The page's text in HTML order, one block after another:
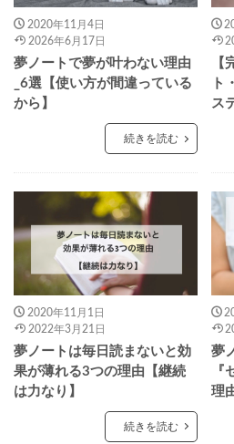
2020年11月4日
2026年6月17日
夢ノートで夢が叶わない理由
_6選【使い方が間違っている
から】
続きを読む
【
ト
ス
2020年11月1日
2022年3月21日
夢ノートは毎日読まないと効
果が薄れる3つの理由【継続
は力なり】
続きを読む
夢
『
理